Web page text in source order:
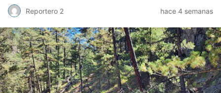
Reportero 2 hace 4 semanas